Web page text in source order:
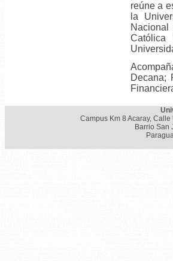
reúne a
la
Católica
Decana;
Campus Km 8 Acaray,
Barrio San